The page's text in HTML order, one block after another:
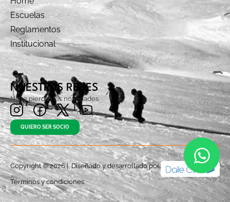
Escuelas
Reglamentos
Institucional
NUESTRAS REDES
No te pierdas las novedades
QUIERO SER SOCIO
Copyright © 2026 | Diseñado y desarrollado por:
Términos y condiciones